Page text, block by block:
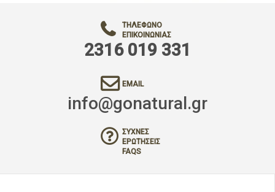
ΤΗΛΈΦΩΝΟ
ΕΠΙΚΟΙΝΩΝΊΑΣ
2316 019 331
EMAIL
info@gonatural.gr
ΣΥΧΝΈΣ
ΕΡΩΤΉΣΕΙΣ
FAQS